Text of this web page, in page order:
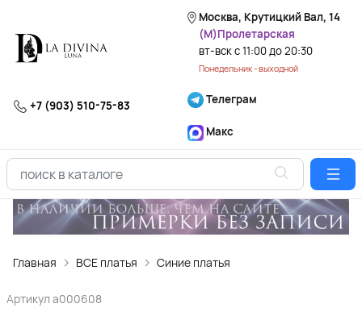
Москва, Крутицкий Вал, 14
(М)Пролетарская
вт-вск с 11:00 до 20:30
Понедельник - выходной
+7 (903) 510-75-83 Телеграм
Макс
Главная ВСЕ платья Синие платья
Артикул a000608